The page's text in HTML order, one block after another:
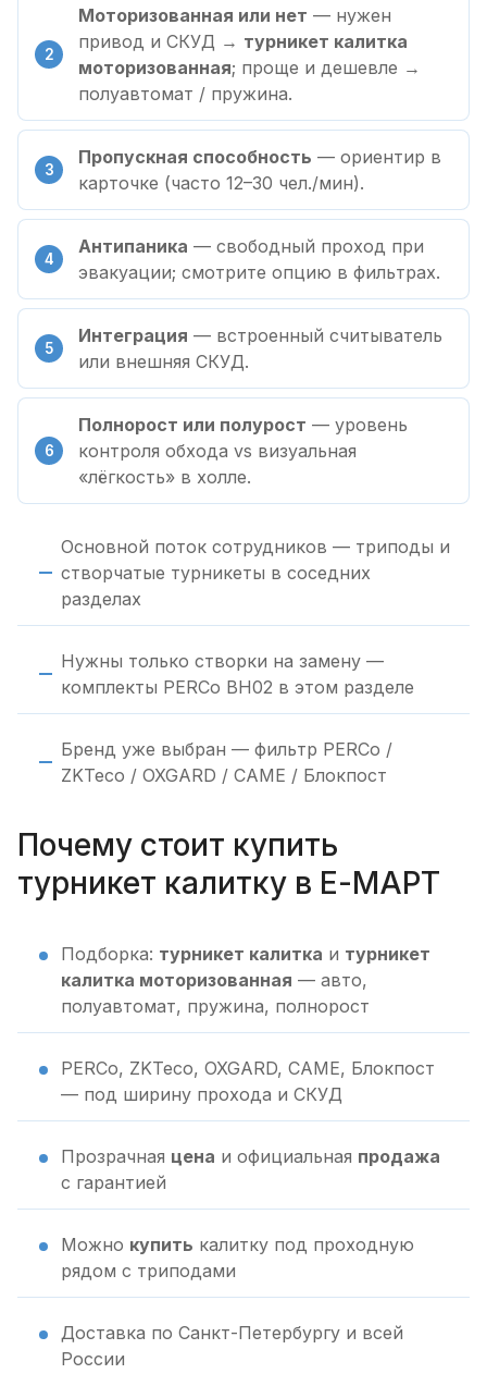
Моторизованная или нет — нужен
привод и СКУД → турникет калитка
моторизованная; проще и дешевле →
полуавтомат / пружина.
Пропускная способность — ориентир в
карточке (часто 12–30 чел./мин).
Антипаника — свободный проход при
эвакуации; смотрите опцию в фильтрах.
Интеграция — встроенный считыватель
или внешняя СКУД.
Полнорост или полурост — уровень
контроля обхода vs визуальная
«лёгкость» в холле.
Основной поток сотрудников — триподы и
створчатые турникеты в соседних
разделах
Нужны только створки на замену —
комплекты PERCo BH02 в этом разделе
Бренд уже выбран — фильтр PERCo /
ZKTeco / OXGARD / CAME / Блокпост
Почему стоит купить
турникет калитку в Е-МАРТ
Подборка: турникет калитка и турникет
калитка моторизованная — авто,
полуавтомат, пружина, полнорост
PERCo, ZKTeco, OXGARD, CAME, Блокпост
— под ширину прохода и СКУД
Прозрачная цена и официальная продажа
с гарантией
Можно купить калитку под проходную
рядом с триподами
Доставка по Санкт-Петербургу и всей
России